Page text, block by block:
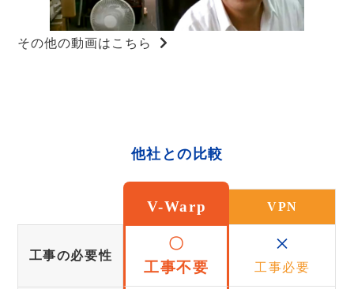
その他の動画はこちら
他社との比較
V-Warp VPN
工事の必要性
〇
工事不要
×
工事必要